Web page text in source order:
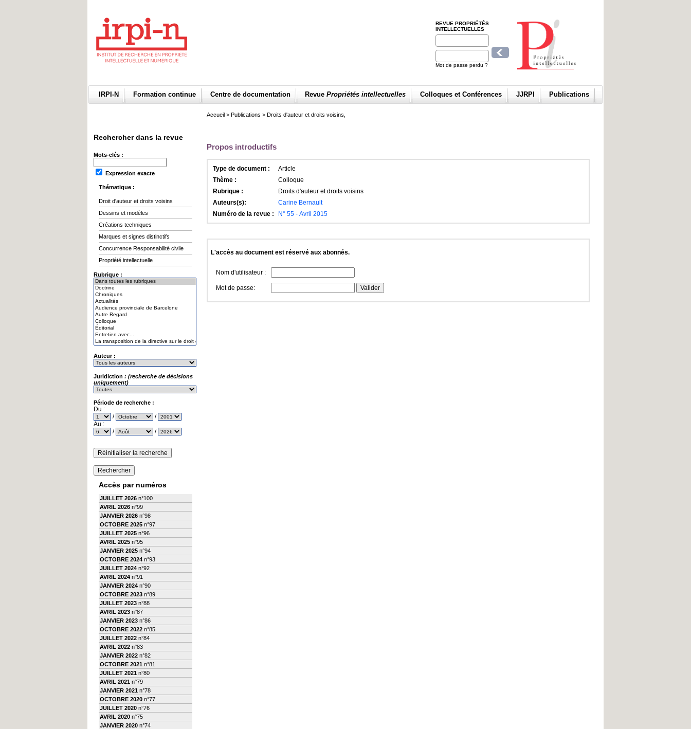
REVUE PROPRIÉTÉS
INTELLECTUELLES
Mot de passe perdu ?
IRPI-N Formation continue Centre de documentation Revue Propriétés intellectuelles Colloques et Conférences JJRPI Publications
Rechercher dans la revue
Mots-clés :
Expression exacte
Thématique :
Droit d'auteur et droits voisins
Dessins et modèles
Créations techniques
Marques et signes distinctifs
Concurrence Responsabilité civile
Propriété intellectuelle
Rubrique :
Auteur :
Juridiction : (recherche de décisions
uniquement)
Période de recherche :
Du :
/
/
Au :
/
/
Accès par numéros
JUILLET 2026 n°100
AVRIL 2026 n°99
JANVIER 2026 n°98
OCTOBRE 2025 n°97
JUILLET 2025 n°96
AVRIL 2025 n°95
JANVIER 2025 n°94
OCTOBRE 2024 n°93
JUILLET 2024 n°92
AVRIL 2024 n°91
JANVIER 2024 n°90
OCTOBRE 2023 n°89
JUILLET 2023 n°88
AVRIL 2023 n°87
JANVIER 2023 n°86
OCTOBRE 2022 n°85
JUILLET 2022 n°84
AVRIL 2022 n°83
JANVIER 2022 n°82
OCTOBRE 2021 n°81
JUILLET 2021 n°80
AVRIL 2021 n°79
JANVIER 2021 n°78
OCTOBRE 2020 n°77
JUILLET 2020 n°76
AVRIL 2020 n°75
JANVIER 2020 n°74
Accueil > Publications > Droits d'auteur et droits voisins,
Propos introductifs
Type de document :
Article
Thème :
Colloque
Rubrique :
Droits d'auteur et droits voisins
Auteurs(s):
Carine Bernault
Numéro de la revue :
N° 55 - Avril 2015
L'accès au document est réservé aux abonnés.
Nom d'utilisateur :
Mot de passe: